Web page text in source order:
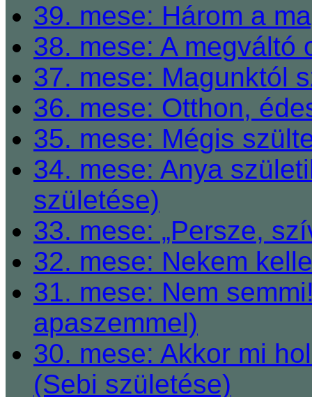
39. mese: Három a
38. mese: A megváltó
37. mese: Magunktól
36. mese: Otthon,
35. mese: Mégis
34. mese: Anya
születése)
33. mese: „Persze,
32. mese: Nekem
31. mese: Nem
apaszemmel)
30. mese: Akkor mi
(Sebi születése)